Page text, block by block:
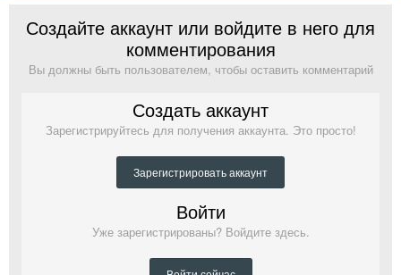
Создайте аккаунт или войдите в него для
комментирования
Вы должны быть пользователем, чтобы оставить комментарий
Создать аккаунт
Зарегистрируйтесь для получения аккаунта. Это просто!
Зарегистрировать аккаунт
Войти
Уже зарегистрированы? Войдите здесь.